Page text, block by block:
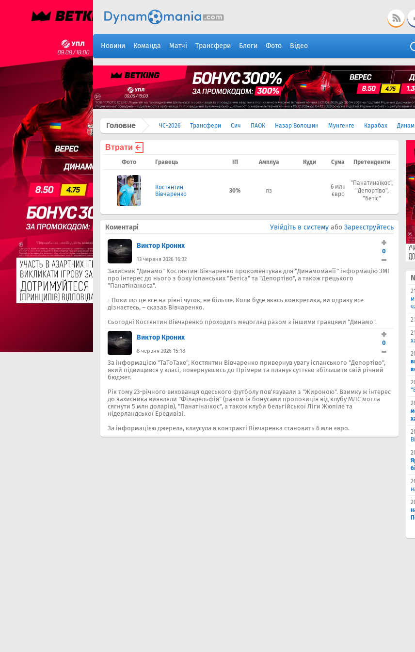
Новини Команда Матчі Трансфери Блоги Фото Відео
Головне ЧС-2026 Трансфери Сич ПАОК Назар Волошин Мунгенге Карабах
Втрати
Фото Гравець ІП Амплуа Куди Сума Претенденти
Костянтин
Вівчаренко
30% лз
6 млн
євро
"Панатинаїкос",
"Депортіво",
"Бетіс"
Коментарі Увійдіть в систему або Зареєструйтесь
Виктор Кроних
13 червня 2026 16:32
0
Захисник "Динамо" Костянтин Вівчаренко прокоментував для "Динамоманії" інформацію ЗМІ
про інтерес до нього з боку іспанських "Бетіса" та "Депортіво", а також грецького
"Панатінаїкоса".
- Поки що це все на рівні чуток, не більше. Коли буде якась конкретика, ви одразу все
дізнаєтесь, – сказав Вівчаренко.
Сьогодні Костянтин Вівчаренко проходить медогляд разом з іншими гравцями "Динамо".
Виктор Кроних
8 червня 2026 15:18
0
За інформацією "ТаТоТаке", Костянтин Вівчаренко привернув увагу іспанського "Депортіво",
який підвищився у класі, повернувшись до Прімери та планує суттєво збільшити свій річний
бюджет.
Рік тому 23-річного вихованця одеського футболу пов'язували з "Жироною". Взимку ж інтерес
до захисника виявляли "Філадельфія" (разом із бонусами пропозиція від клубу МЛС могла
сягнути 5 млн доларів), "Панатінаїкос", а також клуби бельгійської Ліги Жюпіле та
нідерландської Ередивізі.
За інформацією джерела, клаусула в контракті Вівчаренка становить 6 млн євро.